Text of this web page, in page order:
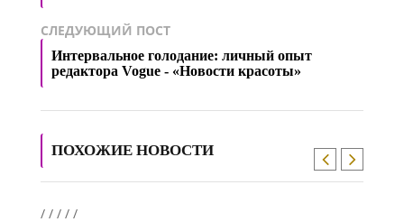
СЛЕДУЮЩИЙ ПОСТ
Интервальное голодание: личный опыт
редактора Vogue - «Новости красоты»
ПОХОЖИЕ НОВОСТИ
/ / / / /